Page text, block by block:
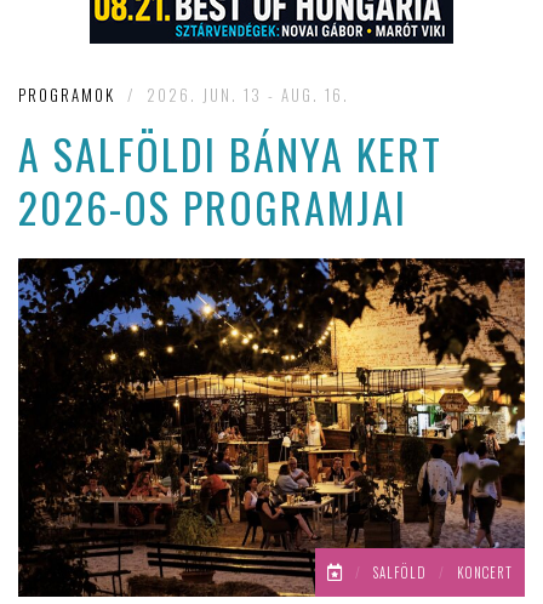
PROGRAMOK / 2026. JUN. 13 - AUG. 16.
A SALFÖLDI BÁNYA KERT
2026-OS PROGRAMJAI
/ SALFÖLD / KONCERT